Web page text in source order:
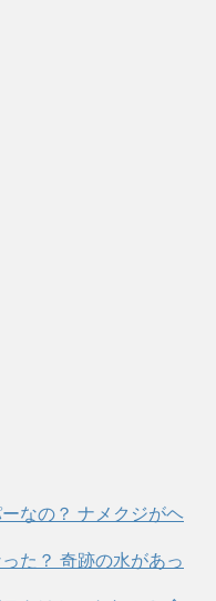
なの？ ナメクジがヘ
た？ 奇跡の水があっ